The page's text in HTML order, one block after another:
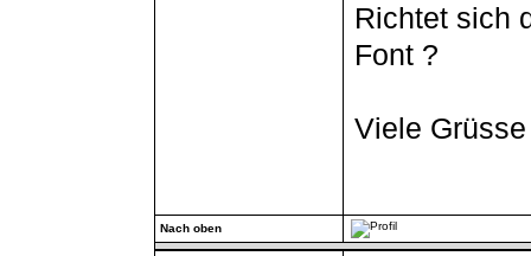
Richtet sich
Font ?
Viele
Nach oben